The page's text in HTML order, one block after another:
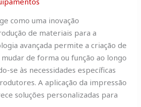
como uma inovação
de materiais para a
avançada permite a criação de
de forma ou função ao longo
se às necessidades específicas
A aplicação da impressão
soluções personalizadas para